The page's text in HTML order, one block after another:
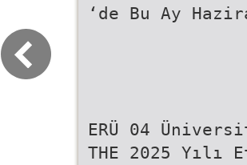
‘de Bu Ay
ERÜ 04
THE 2025 Yılı